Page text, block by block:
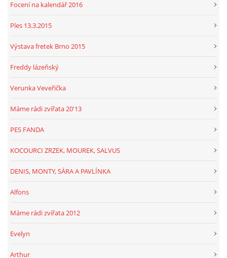
Focení na kalendář 2016
Ples 13.3.2015
Výstava fretek Brno 2015
Freddy lázeňský
Verunka Veveřička
Máme rádi zvířata 20'13
PES FANDA
KOCOURCI ZRZEK, MOUREK, SALVUS
DENIS, MONTY, SÁRA A PAVLÍNKA
Alfons
Máme rádi zvířata 2012
Evelyn
Arthur